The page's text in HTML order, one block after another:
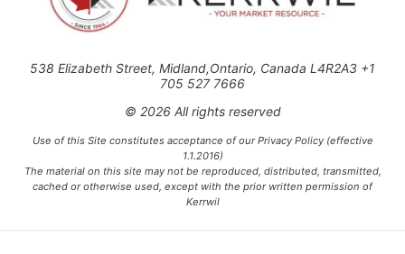
538 Elizabeth Street, Midland,Ontario, Canada L4R2A3 +1
705 527 7666
© 2026 All rights reserved
Use of this Site constitutes acceptance of our Privacy Policy (effective
1.1.2016)
The material on this site may not be reproduced, distributed, transmitted,
cached or otherwise used, except with the prior written permission of
Kerrwil